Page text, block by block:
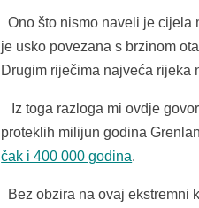
Ono što nismo naveli je cijela
je usko povezana s brzinom
Drugim riječima najveća rijeka
Iz toga razloga mi ovdje
proteklih milijun godina
čak i 400 000 godina.
Bez obzira na ovaj ekstremni